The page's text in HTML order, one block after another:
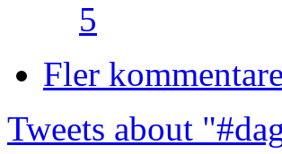
5
Fler
Tweets about